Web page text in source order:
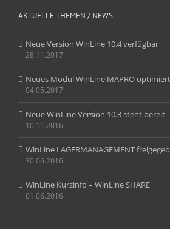
AKTUELLE THEMEN / NEWS
Neue Version WinLine 10.4 verfügbar
28.11.2017
Neues Modul WinLine MAPRO
04.05.2017
Neue WinLine Version 10.3 steht bereit
10.11.2016
WinLine LAGERMANAGEMENT
30.06.2016
WinLine Kurzinfo – WinLine SHARE
01.06.2016